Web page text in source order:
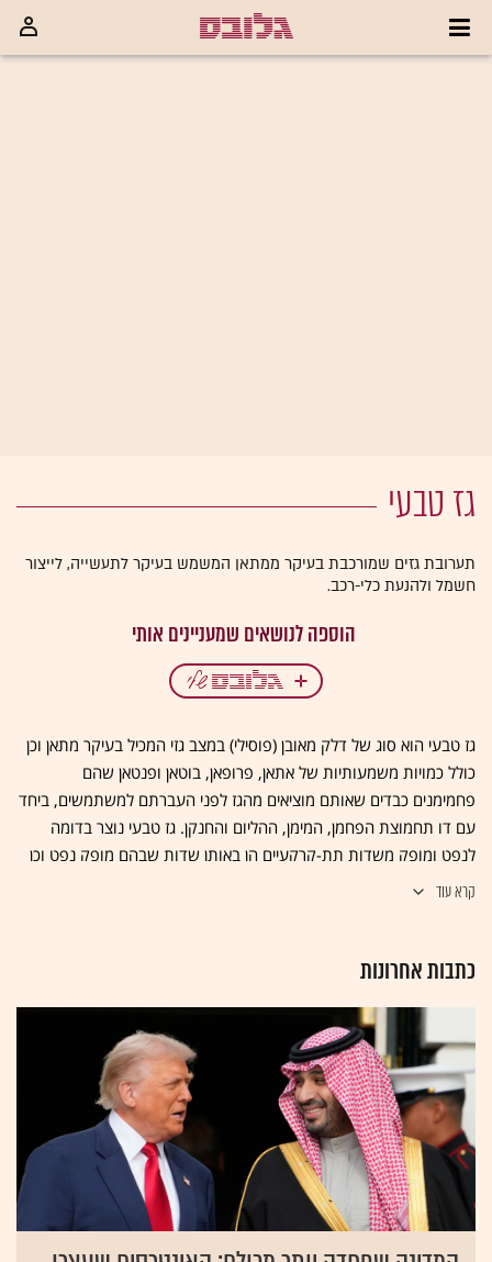
גז טבעי
תערובת גזים שמורכבת בעיקר ממתאן המשמש בעיקר לתעשייה, לייצור
חשמל ולהנעת כלי-רכב.
גז טבעי הוא סוג של דלק מאובן (פוסילי) במצב גזי המכיל בעיקר מתאן וכן
כולל כמויות משמעותיות של אתאן, פרופאן, בוטאן ופנטאן שהם
פחמימנים כבדים שאותם מוציאים מהגז לפני העברתם למשתמשים, ביחד
עם דו תחמוצת הפחמן, המימן, ההליום והחנקן. גז טבעי נוצר בדומה
לנפט ומופק משדות תת-קרקעיים הן באותן שדות שבהם מופק נפט וכן
משדות גז שאינם קשורים לשדות נפט כמו בקידוחי הגז שנתגלו מול חופי
לתעשייה, לייצור חשמל ולהנעת כלי-רכב במקום בדלק מבוסס נפט. גז
קרא עוד
כתבות אחרונות